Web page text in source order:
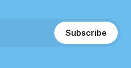
Subscribe